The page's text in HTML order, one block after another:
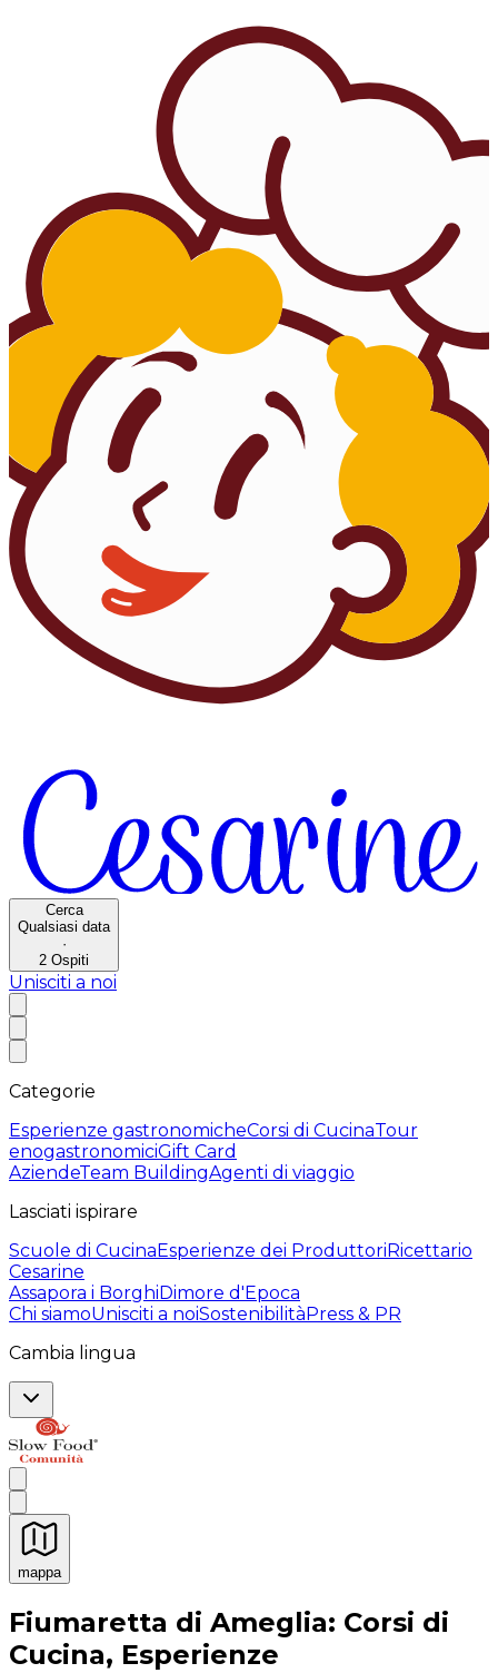
Cerca
Qualsiasi data
·
2 Ospiti
Unisciti a noi
Categorie
Esperienze gastronomicheCorsi di CucinaTour
enogastronomiciGift Card
AziendeTeam BuildingAgenti di viaggio
Lasciati ispirare
Scuole di CucinaEsperienze dei ProduttoriRicettario
Cesarine
Assapora i BorghiDimore d'Epoca
Chi siamoUnisciti a noiSostenibilitàPress & PR
Cambia lingua
mappa
Esperienze culinarie indimenticabili: Esperienze
Fiumaretta di Ameglia: Corsi di
Cucina, Esperienze